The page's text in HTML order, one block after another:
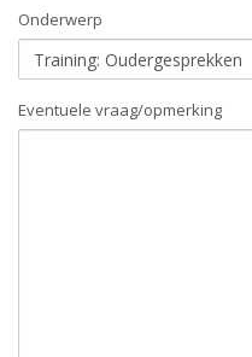
Onderwerp
Eventuele vraag/opmerking